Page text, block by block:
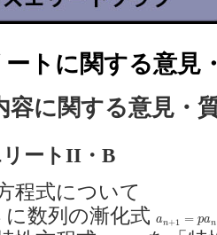
トに関する意見
容に関する意見・
ートII・B
程式について
に数列の漸化式 an+1 = pan
an =p an+